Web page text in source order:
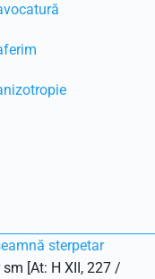
sterpetar
[At: H XII, 227 /